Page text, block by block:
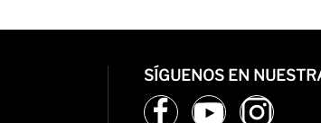
SÍGUENOS EN